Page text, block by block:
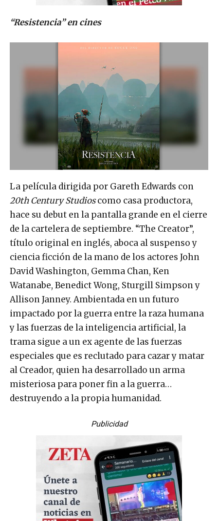
“Resistencia” en cines
La película dirigida por Gareth Edwards con
20th Century Studioscomo casa productora,
hace su debut en la pantalla grande en el cierre
de la cartelera de septiembre. “The Creator”,
título original en inglés, aboca al suspenso y
ciencia ficción de la mano de los actores John
David Washington, Gemma Chan, Ken
Watanabe, Benedict Wong, Sturgill Simpson y
Allison Janney. Ambientada en un futuro
impactado por la guerra entre la raza humana
y las fuerzas de la inteligencia artificial, la
trama sigue a un ex agente de las fuerzas
especiales que es reclutado para cazar y matar
al Creador, quien ha desarrollado un arma
misteriosa para poner fin a la guerra…
destruyendo a la propia humanidad.
Publicidad